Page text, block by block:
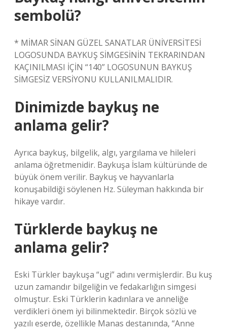
sembolü?
* MİMAR SİNAN GÜZEL SANATLAR ÜNİVERSİTESİ
LOGOSUNDA BAYKUŞ SİMGESİNİN TEKRARINDAN
KAÇINILMASI İÇİN “140” LOGOSUNUN BAYKUŞ
SİMGESİZ VERSİYONU KULLANILMALIDIR.
Dinimizde baykuş ne
anlama gelir?
Ayrıca baykuş, bilgelik, algı, yargılama ve hileleri
anlama öğretmenidir. Baykuşa İslam kültüründe de
büyük önem verilir. Baykuş ve hayvanlarla
konuşabildiği söylenen Hz. Süleyman hakkında bir
hikaye vardır.
Türklerde baykuş ne
anlama gelir?
Eski Türkler baykuşa “ugi” adını vermişlerdir. Bu kuş
uzun zamandır bilgeliğin ve fedakarlığın simgesi
olmuştur. Eski Türklerin kadınlara ve anneliğe
verdikleri önem iyi bilinmektedir. Birçok sözlü ve
yazılı eserde, özellikle Manas destanında, “Anne